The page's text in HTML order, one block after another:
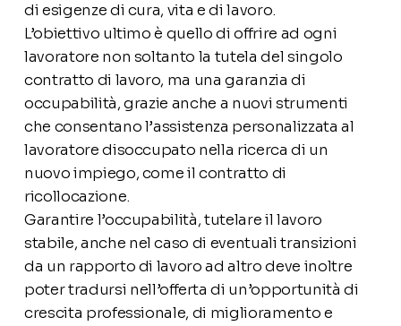
di esigenze di cura, vita e di lavoro.
L’obiettivo ultimo è quello di offrire ad ogni
lavoratore non soltanto la tutela del singolo
contratto di lavoro, ma una garanzia di
occupabilità, grazie anche a nuovi strumenti
che consentano l’assistenza personalizzata al
lavoratore disoccupato nella ricerca di un
nuovo impiego, come il contratto di
ricollocazione.
Garantire l’occupabilità,tutelare il lavoro
stabile,anche nel caso di eventuali transizioni
da un rapporto di lavoro ad altro deve inoltre
potertradursi nell’offerta di un’opportunità di
crescita professionale, di miglioramento e